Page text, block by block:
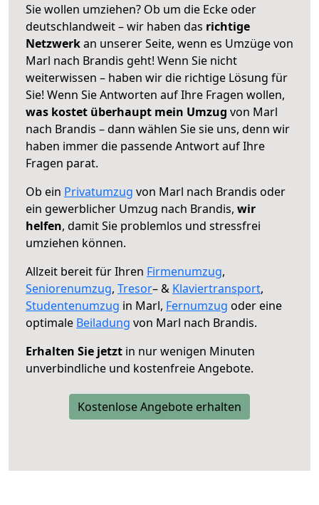
Sie wollen umziehen? Ob um die Ecke oder
deutschlandweit – wir haben das richtige
Netzwerkan unserer Seite, wenn es Umzüge von
Marl nach Brandis geht! Wenn Sie nicht
weiterwissen – haben wir die richtige Lösung für
Sie! Wenn Sie Antworten auf Ihre Fragen wollen,
was kostet überhaupt mein Umzug von Marl
nach Brandis – dann wählen Sie sie uns, denn wir
haben immer die passende Antwort auf Ihre
Fragen parat.
Ob ein Privatumzug von Marl nach Brandis oder
ein gewerblicher Umzug nach Brandis, wir
helfen, damit Sie problemlos und stressfrei
umziehen können.
Allzeit bereit für Ihren Firmenumzug,
Seniorenumzug, Tresor– & Klaviertransport,
Studentenumzug in Marl, Fernumzug oder eine
optimale Beiladung von Marl nach Brandis.
Erhalten Sie jetzt in nur wenigen Minuten
unverbindliche und kostenfreie Angebote.
Kostenlose Angebote erhalten